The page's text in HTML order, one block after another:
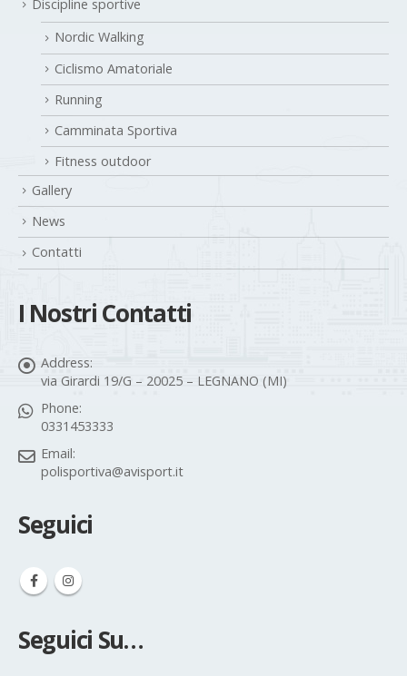
Discipline sportive
Nordic Walking
Ciclismo Amatoriale
Running
Camminata Sportiva
Fitness outdoor
Gallery
News
Address:
via Girardi 19/G – 20025 – LEGNANO (MI)
Phone:
0331453333
Email: